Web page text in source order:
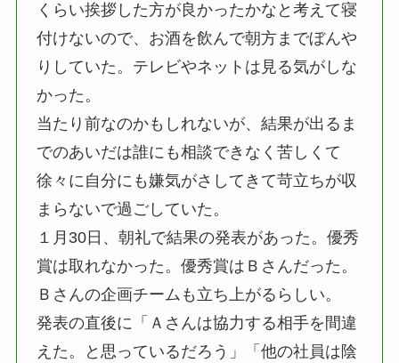
くらい挨拶した方が良かったかなと考えて寝
付けないので、お酒を飲んで朝方までぼんや
りしていた。テレビやネットは見る気がしな
かった。
当たり前なのかもしれないが、結果が出るま
でのあいだは誰にも相談できなく苦しくて
徐々に自分にも嫌気がさしてきて苛立ちが収
まらないで過ごしていた。
１月30日、朝礼で結果の発表があった。優秀
賞は取れなかった。優秀賞はＢさんだった。
Ｂさんの企画チームも立ち上がるらしい。
発表の直後に「Ａさんは協力する相手を間違
えた。と思っているだろう」「他の社員は陰